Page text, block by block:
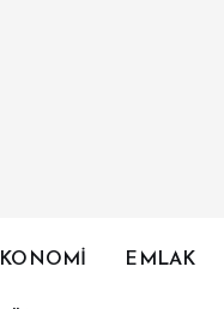
EMLAK